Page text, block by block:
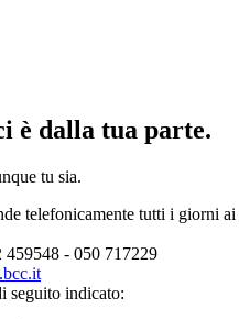
è dalla tua parte.
tu sia.
telefonicamente tutti i giorni ai
459548 - 050 717229
seguito indicato: